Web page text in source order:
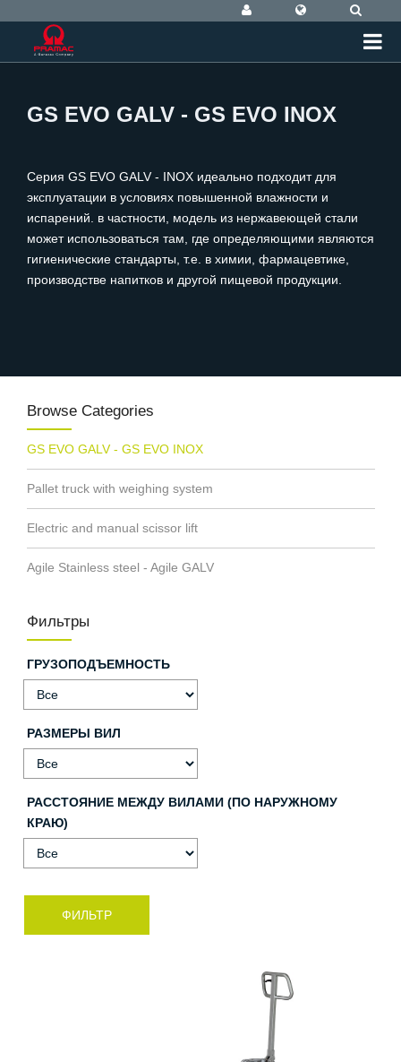
GS EVO GALV - GS EVO INOX
Cерия GS EVO GALV - INOX идеально подходит для
эксплуатации в условиях повышенной влажности и
испарений. в частности, модель из нержавеющей стали
может использоваться там, где определяющими являются
гигиенические стандарты, т.е. в химии, фармацевтике,
производстве напитков и другой пищевой продукции.
Browse Categories
GS EVO GALV - GS EVO INOX
Pallet truck with weighing system
Electric and manual scissor lift
Agile Stainless steel - Agile GALV
Фильтры
ГРУЗОПОДЪЕМНОСТЬ
РАЗМЕРЫ ВИЛ
РАССТОЯНИЕ МЕЖДУ ВИЛАМИ (ПО НАРУЖНОМУ
КРАЮ)